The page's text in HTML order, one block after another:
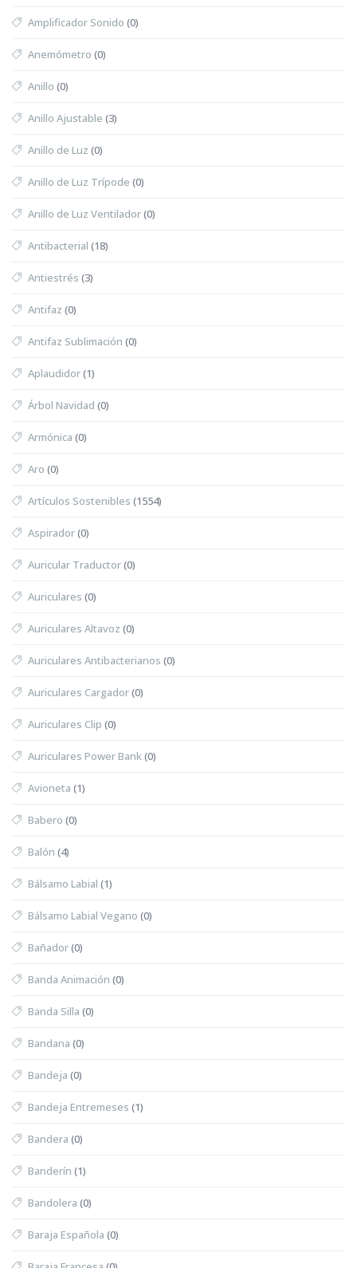
Amplificador Sonido (0)
Anemómetro (0)
Anillo (0)
Anillo Ajustable (3)
Anillo de Luz (0)
Anillo de Luz Trípode (0)
Anillo de Luz Ventilador(0)
Antibacterial (18)
Antiestrés (3)
Antifaz (0)
Antifaz Sublimación (0)
Aplaudidor(1)
Árbol Navidad (0)
Armónica (0)
Aro (0)
Artículos Sostenibles (1554)
Aspirador(0)
Auricular Traductor(0)
Auriculares (0)
Auriculares Altavoz (0)
Auriculares Antibacterianos (0)
Auriculares Cargador(0)
Auriculares Clip (0)
Auriculares Power Bank(0)
Avioneta (1)
Babero (0)
Balón (4)
Bálsamo Labial (1)
Bálsamo Labial Vegano (0)
Bañador(0)
Banda Animación (0)
Banda Silla (0)
Bandana (0)
Bandeja (0)
Bandeja Entremeses (1)
Bandera (0)
Banderín (1)
Bandolera (0)
Baraja Española (0)